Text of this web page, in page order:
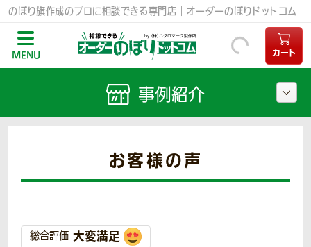
のぼり旗作成のプロに相談できる専門店｜オーダーのぼりドットコム
MENU カート
お客様の声
総合評価 大変満足
事例紹介